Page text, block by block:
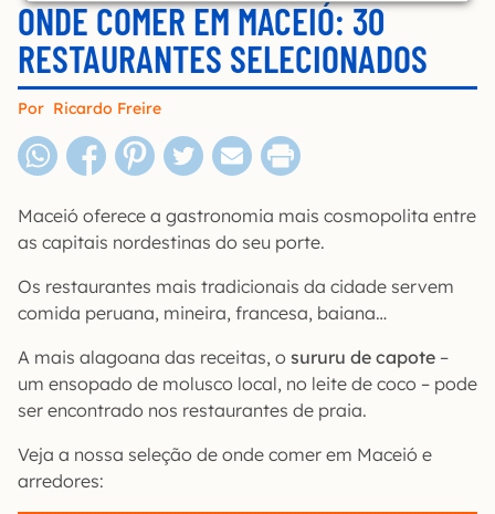
ONDE COMER EM MACEIÓ: 30
RESTAURANTES SELECIONADOS
Por Ricardo Freire
Maceió oferece a gastronomia mais cosmopolita entre
as capitais nordestinas do seu porte.
Os restaurantes mais tradicionais da cidade servem
comida peruana, mineira, francesa, baiana…
A mais alagoana das receitas, o sururu de capote –
um ensopado de molusco local, no leite de coco – pode
ser encontrado nos restaurantes de praia.
Veja a nossa seleção de onde comer em Maceió e
arredores: